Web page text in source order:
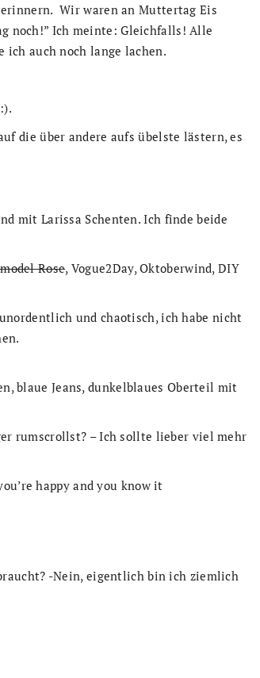
Wir waren an Muttertag Eis
noch!” Ich meinte: Gleichfalls! Alle
ich auch noch lange lachen.
die über andere aufs übelste lästern, es
mit Larissa Schenten. Ich finde beide
Rose, Vogue2Day, Oktoberwind, DIY
und chaotisch, ich habe nicht
blaue Jeans, dunkelblaues Oberteil mit
rumscrollst? – Ich sollte lieber viel mehr
happy and you know it
-Nein, eigentlich bin ich ziemlich